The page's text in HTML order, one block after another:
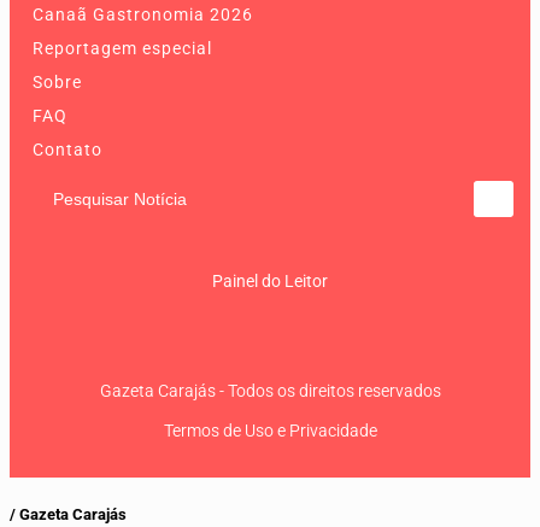
Canaã Gastronomia 2026
Reportagem especial
Sobre
FAQ
Contato
Pesquisar Notícia
Painel do Leitor
Gazeta Carajás - Todos os direitos reservados
Termos de Uso e Privacidade
/ Gazeta Carajás